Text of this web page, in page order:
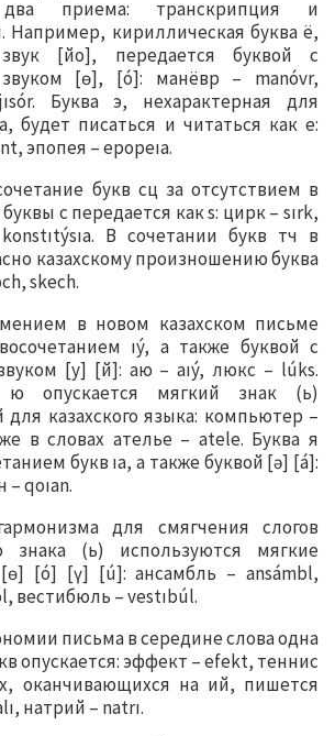
два приема: транскрипция и
Например, кириллическая буква ё,
[йо], передается буквой с
[ө], [ó]: манёвр – manóvr,
Буква э, нехарактерная для
будет писаться и читаться как е:
эпопея – epopeıa.
букв сц за отсутствием в
с передается как s: цирк – sırk,
В сочетании букв тч в
казахскому произношению буква
skech.
в новом казахском письме
ıý, а также буквой с
[у] [й]: аю – aıý, люкс – lúks.
ю опускается мягкий знак (ь)
для казахского языка: компьютер –
в словах ателье – atele. Буква я
букв ıa, а также буквой [ә] [á]:
– qoıan.
для смягчения слогов
знака (ь) используются мягкие
[ó] [ү] [ú]: ансамбль – ansámbl,
вестибюль – vestıbúl.
письма в середине слова одна
опускается: эффект – efekt, теннис
оканчивающихся на ий, пишется
натрий – natrı.